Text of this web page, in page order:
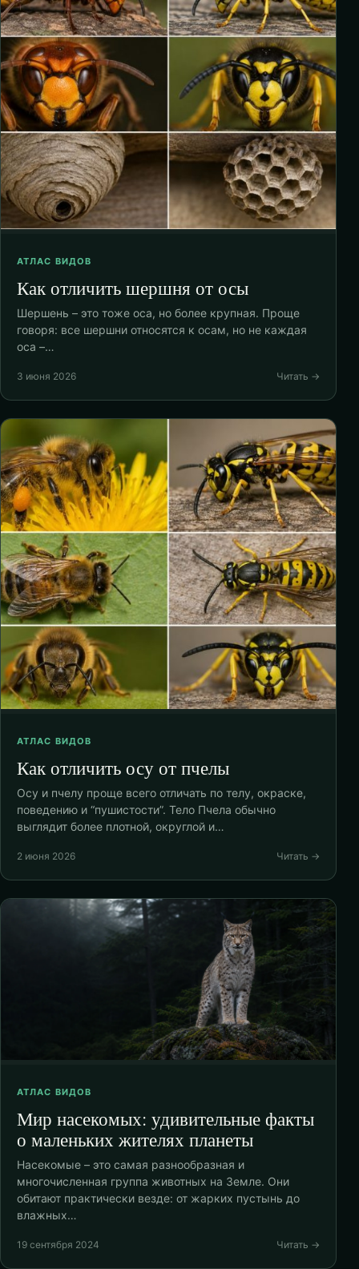
АТЛАС ВИДОВ
Как отличить шершня от осы
Шершень – это тоже оса, но более крупная. Проще
говоря: все шершни относятся к осам, но не каждая
оса –…
3 июня 2026 Читать →
АТЛАС ВИДОВ
Как отличить осу от пчелы
Осу и пчелу проще всего отличать по телу, окраске,
поведению и “пушистости”. Тело Пчела обычно
выглядит более плотной, округлой и…
2 июня 2026 Читать →
АТЛАС ВИДОВ
Мир насекомых: удивительные факты
о маленьких жителях планеты
Насекомые – это самая разнообразная и
многочисленная группа животных на Земле. Они
обитают практически везде: от жарких пустынь до
влажных…
19 сентября 2024 Читать →